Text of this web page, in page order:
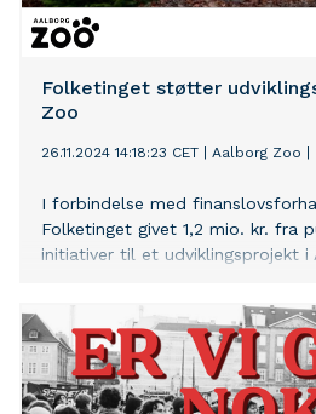
Folketinget støtter
Zoo
26.11.2024 14:18:23 CET Aalborg Zoo
I forbindelse med
Folketinget givet 1,2 mio. kr. fra
initiativer til et udviklingsprojekt i